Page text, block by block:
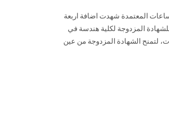
المعتمدة شهدت اضافة اربعة
المزدوجة لكلية هندسة في
لتمنح الشهادة المزدوجة من عين